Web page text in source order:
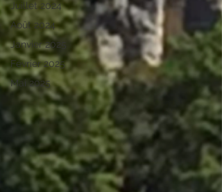
Juillet 2024
Août 2024
Janvier 2025
Février 2025
Mai 2025